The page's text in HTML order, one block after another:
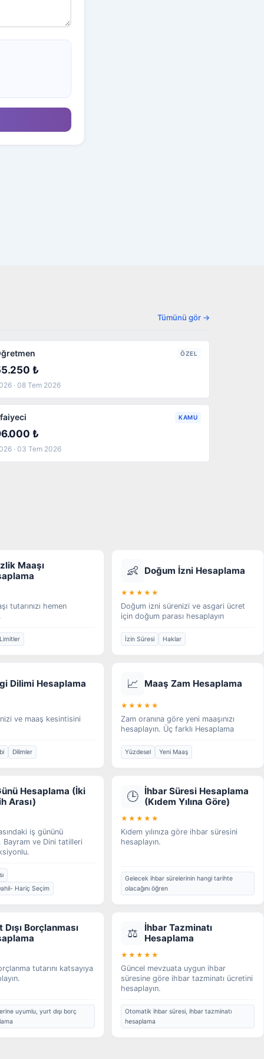
Tümünü gör →
ÖZEL
₺
· 08 Tem 2026
KAMU
₺
· 03 Tem 2026
Maaşı
tutarınızı hemen
👶 Doğum İzni Hesaplama
★★★★★
Doğum izni sürenizi ve asgari ücret
için doğum parası hesaplayın
İzin Süresi Haklar
Dilimi Hesaplama
ve maaş kesintisini
Dilimler
📈 Maaş Zam Hesaplama
★★★★★
Zam oranına göre yeni maaşınızı
hesaplayın. Üç farklı Hesaplama
Yüzdesel Yeni Maaş
Hesaplama (İki
Arası)
iş gününü
Bayram ve Dini tatilleri
Hariç Seçim
🕒 İhbar Süresi Hesaplama
(Kıdem Yılına Göre)
★★★★★
Kıdem yılınıza göre ihbar süresini
hesaplayın.
Gelecek ihbar sürelerinin hangi tarihte
olacağını öğren
Dışı Borçlanması
tutarını katsayıya
uyumlu, yurt dışı borç
⚖️
İhbar Tazminatı
Hesaplama
★★★★★
Güncel mevzuata uygun ihbar
süresine göre ihbar tazminatı ücretini
hesaplayın.
Otomatik ihbar süresi, ihbar tazminatı
hesaplama